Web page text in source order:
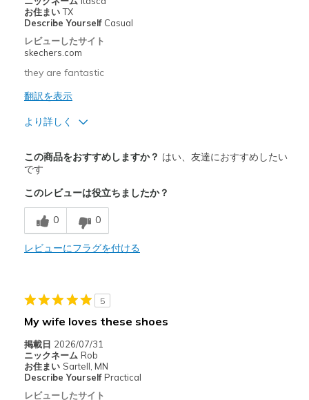
お住まい TX
Describe Yourself Casual
レビューしたサイト
skechers.com
they are fantastic
翻訳を表示
より詳しく
Attractive Design
Comfortable
以下に最適
Casual Wear
Special Occasions
Travel
Width
Sizing
この商品をおすすめしますか？ はい、友達におすすめしたい
です
このレビューは役立ちましたか？
0 0
レビューにフラグを付ける
5
My wife loves these shoes
掲載日 2026/07/31
ニックネーム Rob
お住まい Sartell, MN
Describe Yourself Practical
レビューしたサイト